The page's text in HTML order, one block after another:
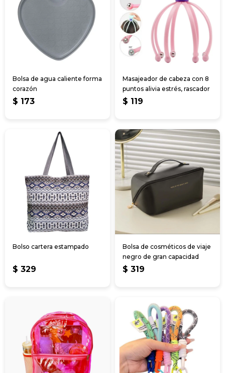
Bolsa de agua caliente forma
corazón
$ 173
Masajeador de cabeza con 8
puntos alivia estrés, rascador
$ 119
Bolso cartera estampado
$ 329
Bolsa de cosméticos de viaje
negro de gran capacidad
$ 319